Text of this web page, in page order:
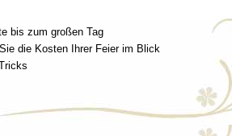
bis zum großen Tag
die Kosten Ihrer Feier im Blick